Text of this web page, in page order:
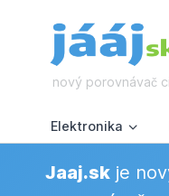
nový porovnávač
Elektronika
Jaaj.skje